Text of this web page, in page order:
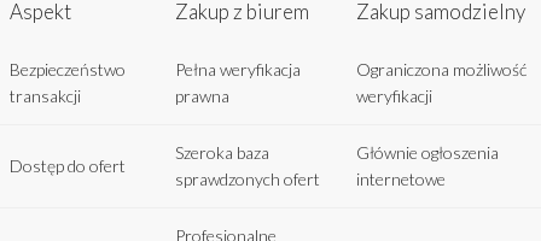
Aspekt Zakup z biurem Zakup samodzielny
Bezpieczeństwo
transakcji
Pełna weryfikacja
prawna
Ograniczona możliwość
weryfikacji
Dostęp do ofert
Szeroka baza
sprawdzonych ofert
Głównie ogłoszenia
internetowe
Profesjonalne